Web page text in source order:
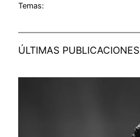
Temas:
ÚLTIMAS PUBLICACIONES